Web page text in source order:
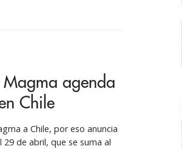
Magma agenda
Chile
a Chile, por eso anuncia
de abril, que se suma al